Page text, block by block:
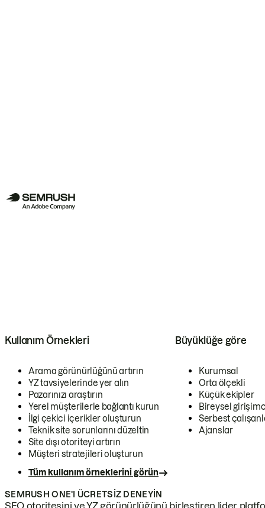
Kullanım Örnekleri
Arama görünürlüğünü artırın
YZ tavsiyelerinde yer alın
Pazarınızı araştırın
Yerel müşterilerle bağlantı kurun
İlgi çekici içerikler oluşturun
Teknik site sorunlarını düzeltin
Site dışı otoriteyi artırın
Müşteri stratejileri oluşturun
Tüm kullanım örneklerini görün
Büyüklüğe göre
Kurumsal
Orta ölçekli
Küçük ekipler
Bireysel
Serbest
Ajanslar
SEMRUSH ONE'I ÜCRETSIZ DENEYIN
SEO otoritesini ve YZ görünürlüğünü birleştiren lider